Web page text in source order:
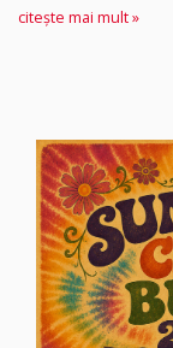
citește mai mult »